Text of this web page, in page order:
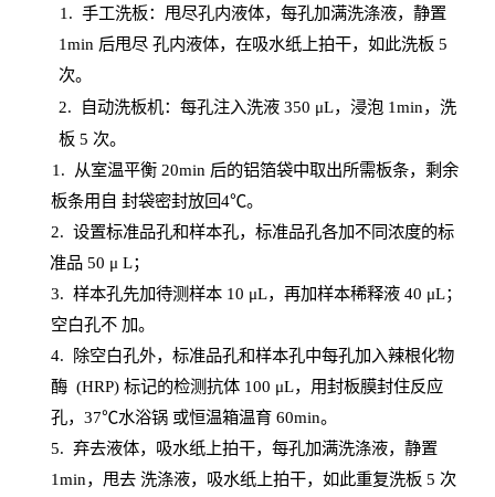
1. 手工洗板：甩尽孔内液体，每孔加满洗涤液，静置
1min 后甩尽 孔内液体，在吸水纸上拍干，如此洗板 5
次。
2.
自动洗板机：每孔注入洗液 350 μL，浸泡 1min，洗
板 5 次。
1 . 从室温平衡 20min 后的铝箔袋中取出所需板条，剩余
板条用自 封袋密封放回4℃。
2. 设置标准品孔和样本孔，标准品孔各加不同浓度的标
准品 50 μ L；
3. 样本孔先加待测样本 10 μL，再加样本稀释液 40 μL；
空白孔不 加。
4.
除空白孔外，标准品孔和样本孔中每孔加入辣根化物
酶 (HRP) 标记的检测抗体 100 μL，用封板膜封住反应
孔， 37℃水浴锅 或恒温箱温育60min。
5. 弃去液体，吸水纸上拍干，每孔加满洗涤液，静置
1min，甩去 洗涤液，吸水纸上拍干，如此重复洗板 5 次